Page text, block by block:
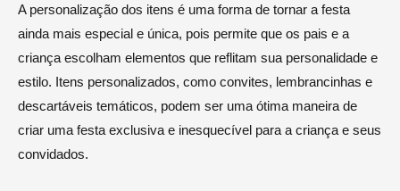
A personalização dos itens é uma forma de tornar a festa
ainda mais especial e única, pois permite que os pais e a
criança escolham elementos que reflitam sua personalidade e
estilo. Itens personalizados, como convites, lembrancinhas e
descartáveis temáticos, podem ser uma ótima maneira de
criar uma festa exclusiva e inesquecível para a criança e seus
convidados.